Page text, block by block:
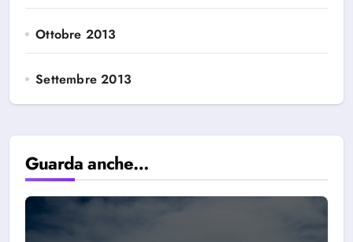
Ottobre 2013
Settembre 2013
Guarda anche…